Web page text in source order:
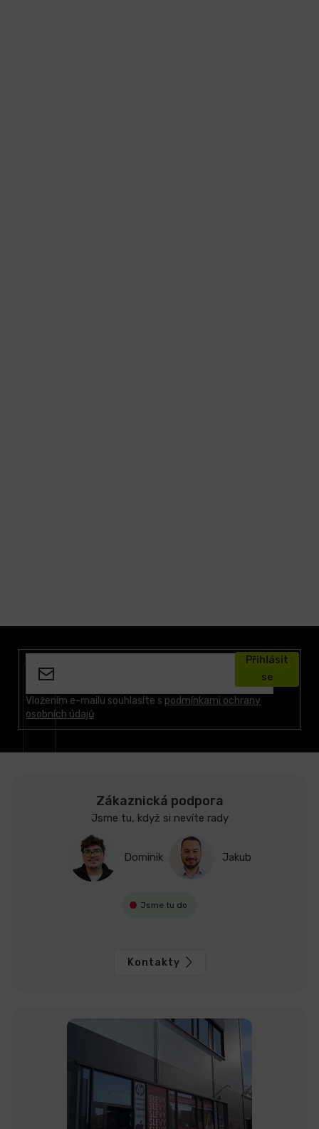
Vložením e-mailu souhlasíte s podmínkami ochrany
osobních údajů
Přihlásit
se
Zákaznická podpora
Jsme tu, když si nevíte rady
Dominik Jakub
Jsme tu do
Kontakty